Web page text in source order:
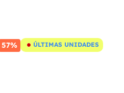
57% ÚLTIMAS UNIDADES